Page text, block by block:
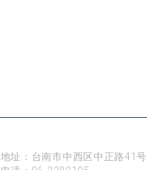
地址：台南市中西区中正路41号